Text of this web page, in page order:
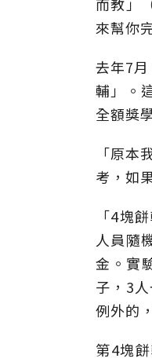
來幫你
去年7
輔」。
全額獎
「原
考，如
「4塊
人員隨
金。實
子，3
例外的
第4塊